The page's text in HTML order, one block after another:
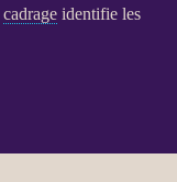
cadrageidentifie les